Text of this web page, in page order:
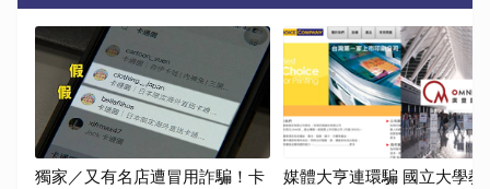
獨家／又有名店遭冒用詐騙！卡
媒體大亨連環騙 國立大學教